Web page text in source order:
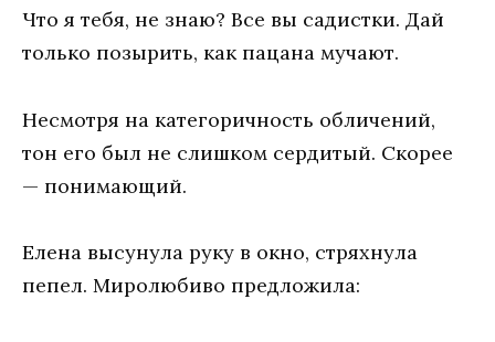
Что я тебя, не знаю? Все вы садистки. Дай
только позырить, как пацана мучают.
Несмотря на категоричность обличений,
тон его был не слишком сердитый. Скорее
— понимающий.
Елена высунула руку в окно, стряхнула
пепел. Миролюбиво предложила: